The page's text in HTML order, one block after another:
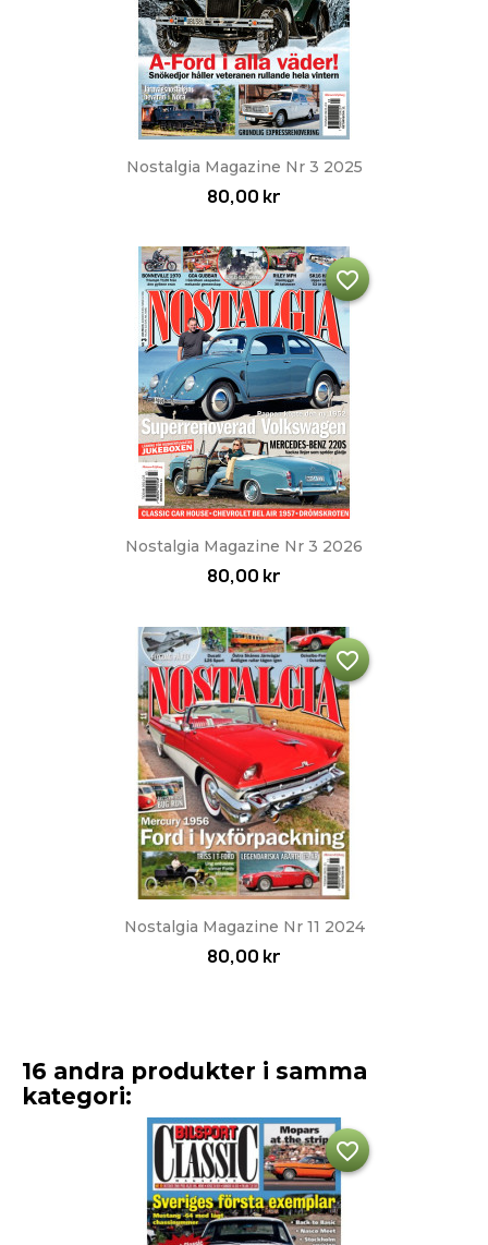
Nostalgia Magazine Nr 3 2025
80,00 kr
Nostalgia Magazine Nr 3 2026
80,00 kr
favorite_border
Nostalgia Magazine Nr 11 2024
80,00 kr
favorite_border
16 andra produkter i samma
kategori:
favorite_border